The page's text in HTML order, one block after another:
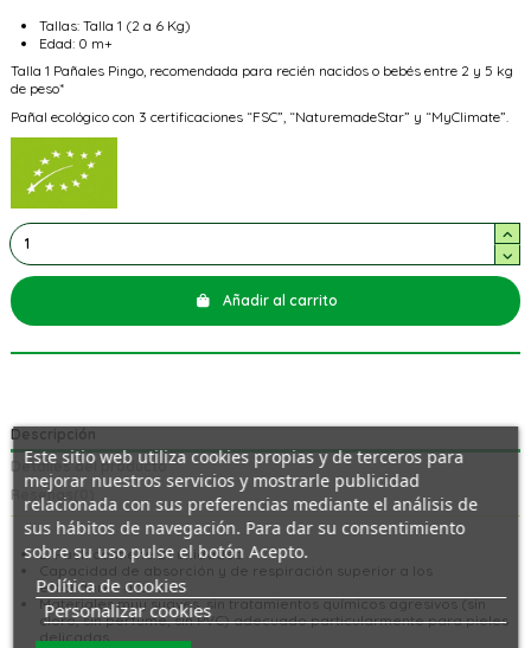
Tallas: Talla 1 (2 a 6 Kg)
Edad: 0 m+
Talla 1 Pañales Pingo, recomendada para recién nacidos o bebés entre 2 y 5 kg
de peso*
Pañal ecológico con 3 certificaciones “FSC”, “NaturemadeStar” y “MyClimate”.
Añadir al carrito
Descripción
Detalles del producto
Reseñas
El Pack contiene 27 unidades
Capacidad de absorción y de respiración superior a los
estándares actuales.
Materiales muy suaves, sin tratamientos químicos agresivos (sin
cloro, sin perfume, sin PVC) adecuado particularmente para pieles
delicadas.
Este sitio web utiliza cookies propias y de terceros para
mejorar nuestros servicios y mostrarle publicidad
relacionada con sus preferencias mediante el análisis de
sus hábitos de navegación. Para dar su consentimiento
sobre su uso pulse el botón Acepto.
Política de cookies
Personalizar cookies